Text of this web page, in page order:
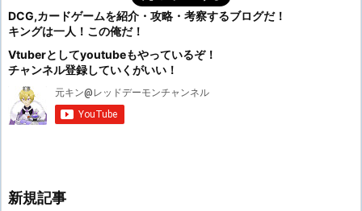
DCG,カードゲームを紹介・攻略・考察するブログだ！
キングは一人！この俺だ！
Vtuberとしてyoutubeもやっているぞ！
チャンネル登録していくがいい！
新規記事